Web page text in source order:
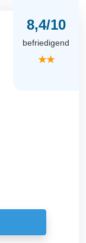
8,4/10
befriedigend
★★